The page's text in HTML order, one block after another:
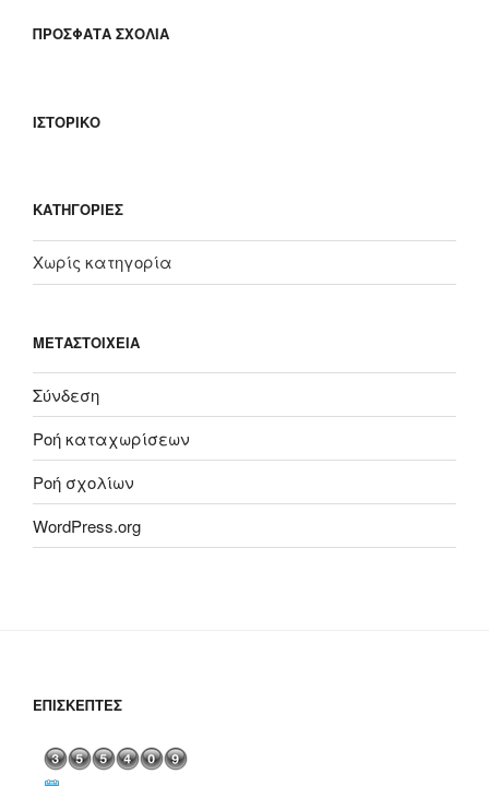
ΠΡΌΣΦΑΤΑ ΣΧΌΛΙΑ
ΙΣΤΟΡΙΚΌ
KΑΤΗΓΟΡΊΕΣ
Χωρίς κατηγορία
ΜΕΤΑΣΤΟΙΧΕΊΑ
Σύνδεση
Ροή καταχωρίσεων
Ροή σχολίων
WordPress.org
ΕΠΙΣΚΈΠΤΕΣ